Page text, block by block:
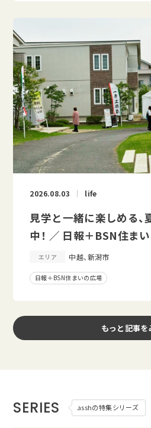
2026.08.03 life
見学と一緒に楽しめる、
中！ ／ 日報＋BSN住ま
エリア 中越、新潟市
日報＋BSN住まいの広場
もっと記事を
SERIES asshの特集シリーズ